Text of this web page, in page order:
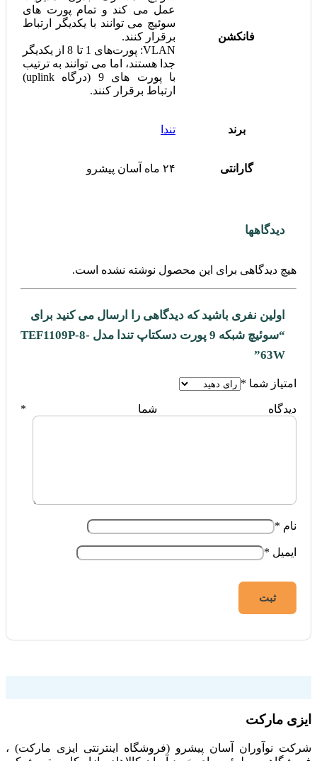
فانکشن
عمل می کند و تمام پورت های
سوئیچ می توانند با یکدیگر ارتباط
برقرار کنند.
VLAN: پورت‌های 1 تا 8 از یکدیگر
جدا هستند، اما می توانند به ترتیب
با پورت های 9 (درگاه uplink)
ارتباط برقرار کنند.
برند تندا
گارانتی ۲۴ ماه آسان پیشرو
دیدگاهها
هیچ دیدگاهی برای این محصول نوشته نشده است.
اولین نفری باشید که دیدگاهی را ارسال می کنید برای
“سوئیچ شبکه 9 پورت دسکتاپ تندا مدل TEF1109P-8-
63W”
امتیاز شما *
دیدگاه شما *
نام *
ایمیل *
ایزی مارکت
شرکت نوآوران آسان پیشرو (فروشگاه اینترنتی ایزی مارکت) ،